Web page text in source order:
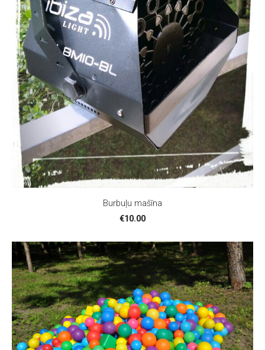
Burbuļu mašīna
€10.00